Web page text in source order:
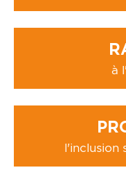
à
l'inclusion